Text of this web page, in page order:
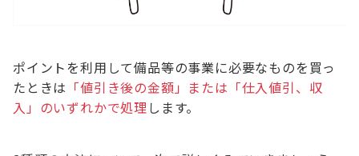
ポイントを利用して備品等の事業に必要なものを買っ
たときは 「値引き後の金額」または「仕入値引、収
入」のいずれかで処理します。